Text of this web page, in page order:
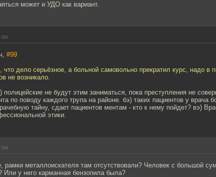
может и УДО как вариант.
#99
что дело серьёзное, а больной самовольно прекратил курс, надо в
не возникало.
полицейские не будут этим заниматься, пока преступления не
по поводу каждого трупа на районе. бэ) таких пациентов у врача
тайну, сдает пациентов ментам - кто к нему пойдет? вэ)
этики.
рамки металлоискателя там отсутствовали? Человек с большой
Или у него карманная бензопила была?